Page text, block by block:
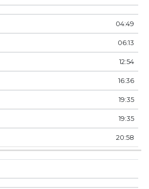
04:49
06:13
12:54
16:36
19:35
19:35
20:58